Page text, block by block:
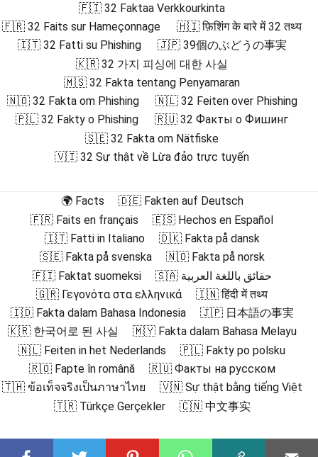
🇫🇮 32 Faktaa Verkkourkinta
🇫🇷 32 Faits sur Hameçonnage
🇭🇮 फ़िशिंग के बारे में 32 तथ्य
🇮🇹 32 Fatti su Phishing
🇯🇵 39個のぶどうの事実
🇰🇷 32 가지 피싱에 대한 사실
🇲🇸 32 Fakta tentang Penyamaran
🇳🇴 32 Fakta om Phishing
🇳🇱 32 Feiten over Phishing
🇵🇱 32 Fakty o Phishing
🇷🇺 32 Факты о Фишинг
🇸🇪 32 Fakta om Nätfiske
🇻🇮 32 Sự thật về Lừa đảo trực tuyến
🌍 Facts
🇩🇪 Fakten auf Deutsch
🇫🇷 Faits en français
🇪🇸 Hechos en Español
🇮🇹 Fatti in Italiano
🇩🇰 Fakta på dansk
🇸🇪 Fakta på svenska
🇳🇴 Fakta på norsk
🇫🇮 Faktat suomeksi
🇸🇦 حقائق باللغة العربية
🇬🇷 Γεγονότα στα ελληνικά
🇮🇳 हिंदी में तथ्य
🇮🇩 Fakta dalam Bahasa Indonesia
🇯🇵 日本語の事実
🇰🇷 한국어로 된 사실
🇲🇾 Fakta dalam Bahasa Melayu
🇳🇱 Feiten in het Nederlands
🇵🇱 Fakty po polsku
🇷🇴 Fapte în română
🇷🇺 Факты на русском
🇹🇭 ข้อเท็จจริงเป็นภาษาไทย
🇻🇳 Sự thật bằng tiếng Việt
🇹🇷 Türkçe Gerçekler
🇨🇳 中文事实